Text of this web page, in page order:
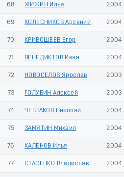
68 ЖИЖИН Илья 2004
69 КОЛЕСНИКОВ Арсений 2004
70 КРИВОШЕЕВ Егор 2004
71 ВЕНЕДИКТОВ Иван 2004
72 НОВОСЕЛОВ Ярослав 2003
73 ГОЛУБИН Алексей 2003
74 ЧЕГЛАКОВ Николай 2004
75 ЗАМЯТИН Михаил 2004
76 КАЛЕНОВ Илья 2004
77 СТАСЕНКО Владислав 2004